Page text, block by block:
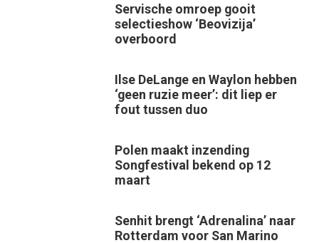
Servische omroep gooit
selectieshow ‘Beovizija’
overboord
Ilse DeLange en Waylon hebben
‘geen ruzie meer’: dit liep er
fout tussen duo
Polen maakt inzending
Songfestival bekend op 12
maart
Senhit brengt ‘Adrenalina’ naar
Rotterdam voor San Marino